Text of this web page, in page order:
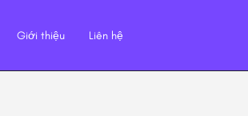
Giới thiệu Liên hệ